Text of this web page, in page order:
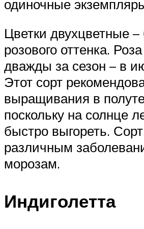
одиночные
Цветки двухцветные –
розового оттенка.
дважды за сезон – в
Этот сорт
выращивания в
поскольку на солнце
быстро выгореть.
различным
морозам.
Индиголетта